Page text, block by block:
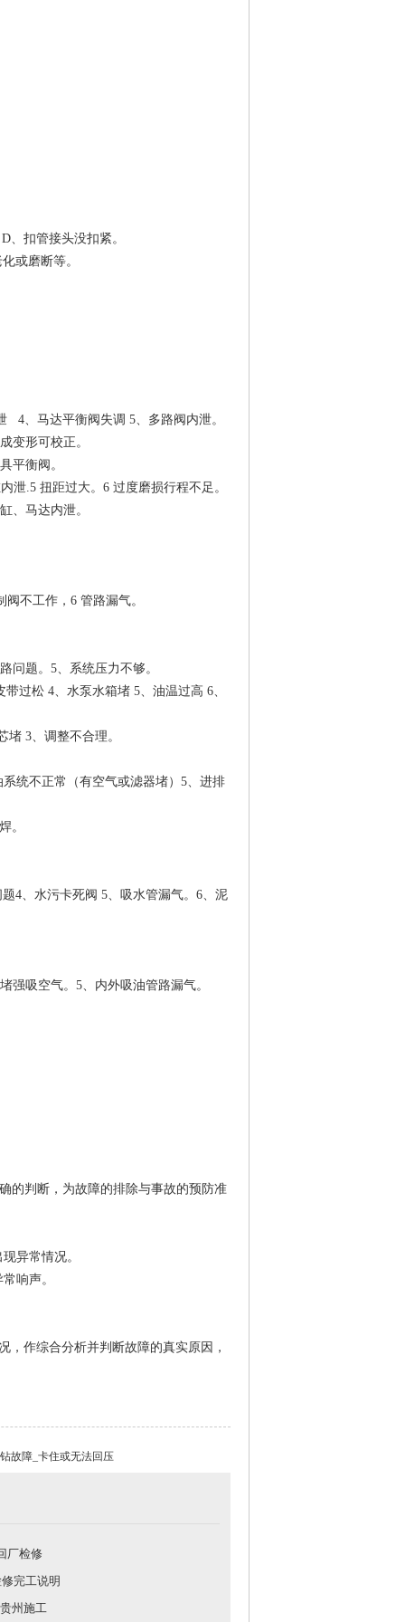
、扣管接头没扣紧。
或磨断等。
4、马达平衡阀失调 5、多路阀内泄。
变形可校正。
平衡阀。
泄.5 扭距过大。6 过度磨损行程不足。
、马达内泄。
不工作，6 管路漏气。
问题。5、系统压力不够。
过松 4、水泵水箱堵 5、油温过高 6、
3、调整不合理。
统不正常（有空气或滤器堵）5、进排
。
4、水污卡死阀 5、吸水管漏气。6、泥
强吸空气。5、内外吸油管路漏气。
的判断，为故障的排除与事故的预防准
异常情况。
响声。
，作综合分析并判断故障的真实原因，
故障_卡住或无法回压
厂检修
完工说明
州施工